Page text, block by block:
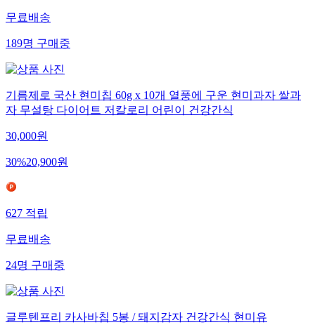
무료배송
189명 구매중
기름제로 국산 현미칩 60g x 10개 열풍에 구운 현미과자 쌀과
자 무설탕 다이어트 저칼로리 어린이 건강간식
30,000원
30%20,900원
627 적립
무료배송
24명 구매중
글루텐프리 카사바칩 5봉 / 돼지감자 건강간식 현미유